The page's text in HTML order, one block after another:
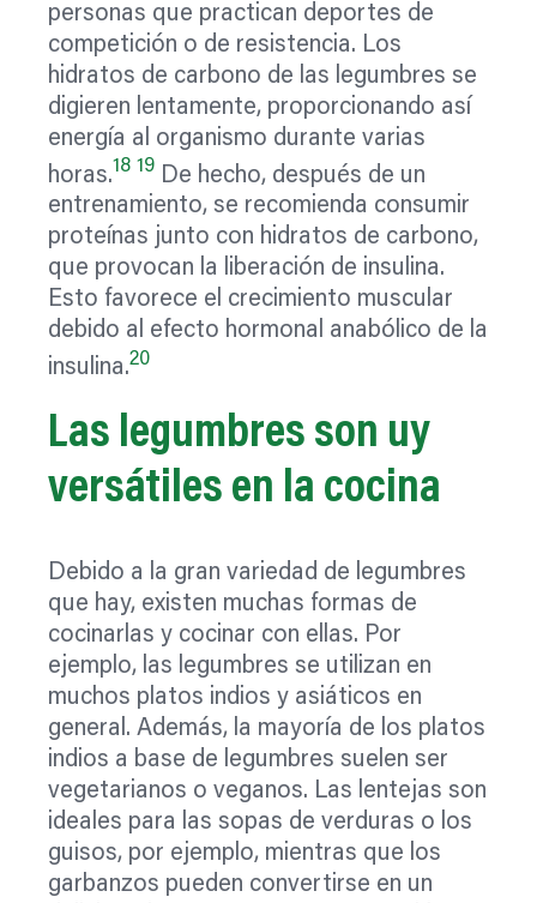
personas que practican deportes de
competición o de resistencia. Los
hidratos de carbono de las legumbres se
digieren lentamente, proporcionando así
energía al organismo durante varias
horas.18 19 De hecho, después de un
entrenamiento, se recomienda consumir
proteínas junto con hidratos de carbono,
que provocan la liberación de insulina.
Esto favorece el crecimiento muscular
debido al efecto hormonal anabólico de la
insulina.20
Las legumbres son uy
versátiles en la cocina
Debido a la gran variedad de legumbres
que hay, existen muchas formas de
cocinarlas y cocinar con ellas. Por
ejemplo, las legumbres se utilizan en
muchos platos indios y asiáticos en
general. Además, la mayoría de los platos
indios a base de legumbres suelen ser
vegetarianos o veganos. Las lentejas son
ideales para las sopas de verduras o los
guisos, por ejemplo, mientras que los
garbanzos pueden convertirse en un